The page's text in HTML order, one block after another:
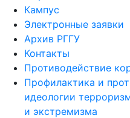
Кампус
Электронные заявки
Архив РГГУ
Контакты
Противодействие
Профилактика и
идеологии
и экстремизма